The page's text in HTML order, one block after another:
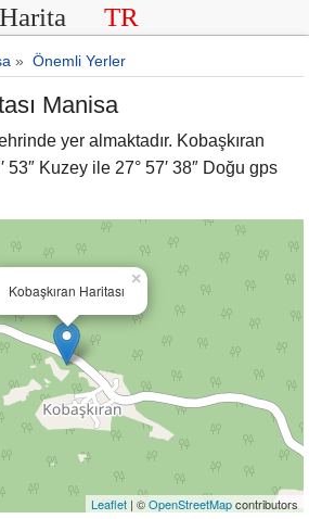
Harita TR
» Önemli Yerler
Manisa
yer almaktadır. Kobaşkıran
53″ Kuzey ile 27° 57′ 38″ Doğu gps
Kobaşkıran Haritası
×
Leaflet | ©OpenStreetMapcontributors